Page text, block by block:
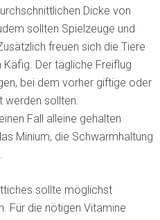
Dicke von
sollten Spielzeuge und
freuen sich die Tiere
Käfig. Der tägliche Freiflug
bei dem vorher giftige oder
werden sollten.
Fall alleine gehalten
Minium, die Schwarmhaltung
sollte möglichst
Für die nötigen Vitamine